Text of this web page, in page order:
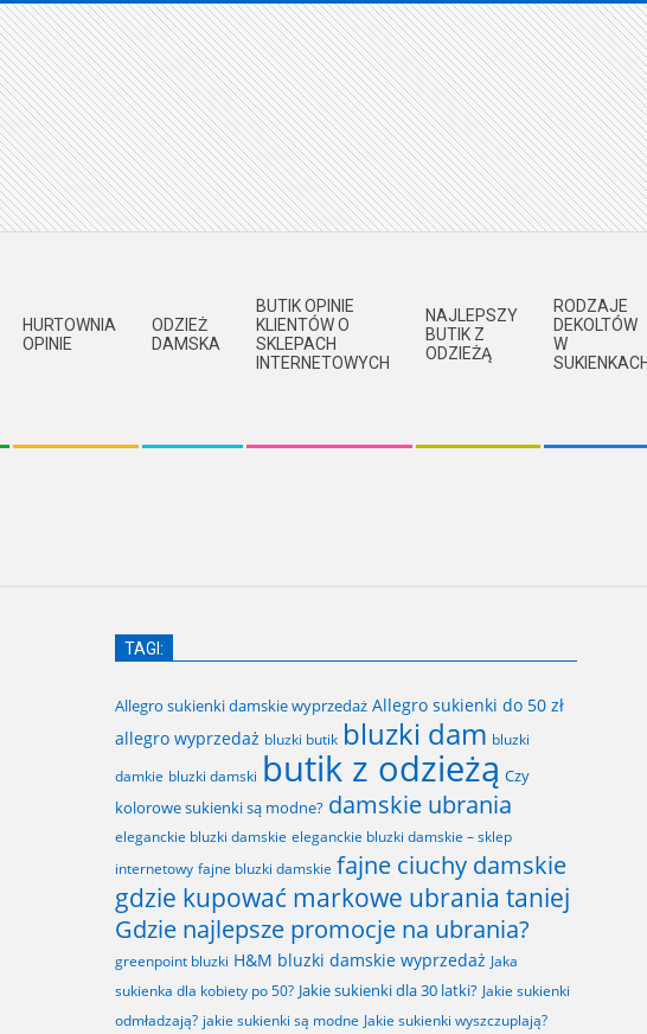
HURTOWNIA
OPINIE
ODZIEŻ
DAMSKA
BUTIK OPINIE
KLIENTÓW O
SKLEPACH
INTERNETOWYCH
NAJLEPSZY
BUTIK Z
ODZIEŻĄ
RODZAJE
DEKOLTÓW
W
TAGI:
Allegro sukienki damskie wyprzedaż Allegro sukienki do 50 zł
allegro wyprzedaż bluzki butik bluzki dam bluzki
damkie bluzki damski butik z odzieżą Czy
kolorowe sukienki są modne? damskie ubrania
eleganckie bluzki damskie eleganckie bluzki damskie – sklep
internetowy fajne bluzki damskie fajne ciuchy damskie
gdzie kupować markowe ubrania taniej
Gdzie najlepsze promocje na ubrania?
greenpoint bluzki H&M bluzki damskie wyprzedaż Jaka
sukienka dla kobiety po 50? Jakie sukienki dla 30 latki? Jakie sukienki
odmładzają? jakie sukienki są modne Jakie sukienki wyszczuplają?